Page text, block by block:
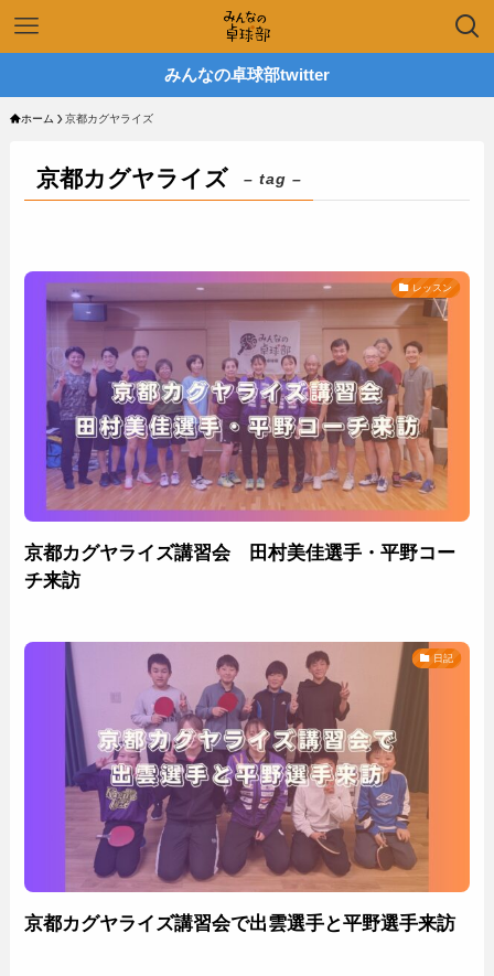
みんなの卓球部twitter
ホーム 京都カグヤライズ
京都カグヤライズ – tag –
レッスン
京都カグヤライズ講習会 田村美佳選手・平野コー
チ来訪
日記
京都カグヤライズ講習会で出雲選手と平野選手来訪